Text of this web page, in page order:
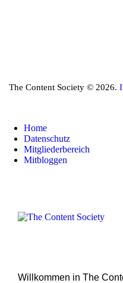
The Content Society © 2026.
Home
Datenschutz
Mitgliederbereich
Mitbloggen
Willkommen in The